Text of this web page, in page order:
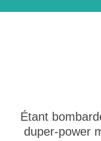
Étant
duper-power